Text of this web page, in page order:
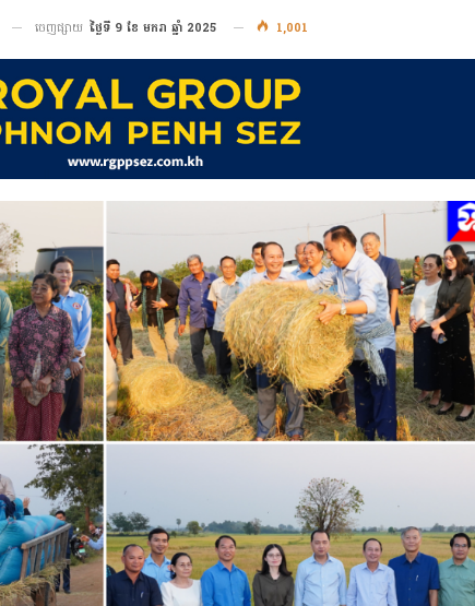
ចេញផ្សាយ ថ្ងៃទី 9 ខែ មករា ឆ្នាំ 2025 1,001